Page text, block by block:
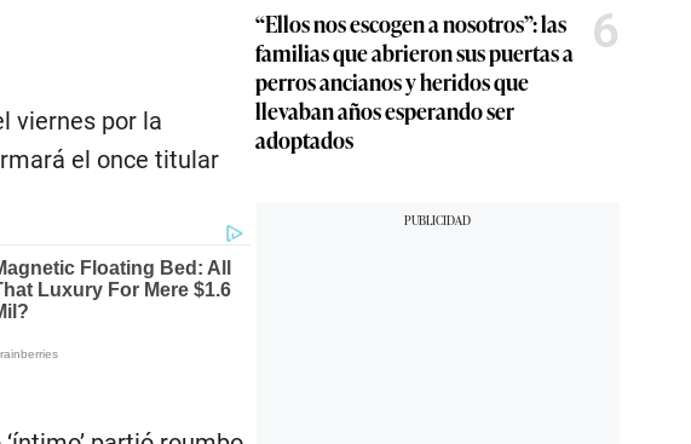
viernes por la
el once titular
“Ellos nos escogen a nosotros”: las
familias que abrieron sus puertas a
perros ancianos y heridos que
llevaban años esperando ser
adoptados
6